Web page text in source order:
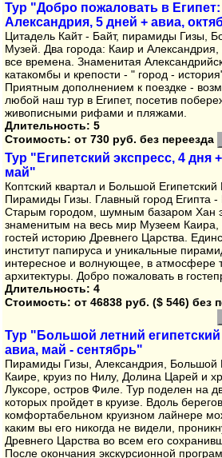
Тур "Добро пожаловать в
Александрия, 5 дней + авиа,
Цитадель Кайт - Байт, пирамиды Гизы,
Музей. Два города: Каир и Александрия,
все времена. Знаменитая
катакомбы и крепости - " город -
Приятным дополнением к поездке -
любой наш тур в Египет, посетив
живописными рифами и пляжами.
Длительность: 5
Стоимость: от 730 руб. без переезда
Тур "Египетский экспресс, 4 дня
май"
Коптский квартал и Большой Египетский
Пирамиды Гизы. Главный город Египта -
Старым городом, шумным базаром Хан
знаменитым на весь мир Музеем
гостей историю Древнего Царства.
институт папируса и уникальные
интересное и волнующее, в атмосфере
архитектуры. Добро пожаловать в
Длительность: 4
Стоимость: от 46838 руб. ($ 546) без
Тур "Большой летний египетский
авиа, май - сентябрь"
Пирамиды Гизы, Александрия, Большой
Каире, круиз по Нилу, Долина Царей и
Луксоре, остров Филе. Тур поделен на
которых пройдет в круизе. Вдоль
комфортабельном круизном лайнере
каким вы его никогда не видели,
Древнего Царства во всем его
После окончания экскурсионной